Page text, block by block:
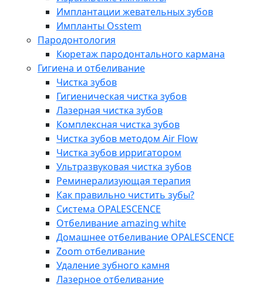
Имплантации жевательных зубов
Импланты Osstem
Пародонтология
Кюретаж пародонтального кармана
Гигиена и отбеливание
Чистка зубов
Гигиеническая чистка зубов
Лазерная чистка зубов
Комплексная чистка зубов
Чистка зубов методом Air Flow
Чистка зубов ирригатором
Ультразвуковая чистка зубов
Реминерализующая терапия
Как правильно чистить зубы?
Система OPALESCENCE
Отбеливание amazing white
Домашнее отбеливание OPALESCENCE
Zoom отбеливание
Удаление зубного камня
Лазерное отбеливание